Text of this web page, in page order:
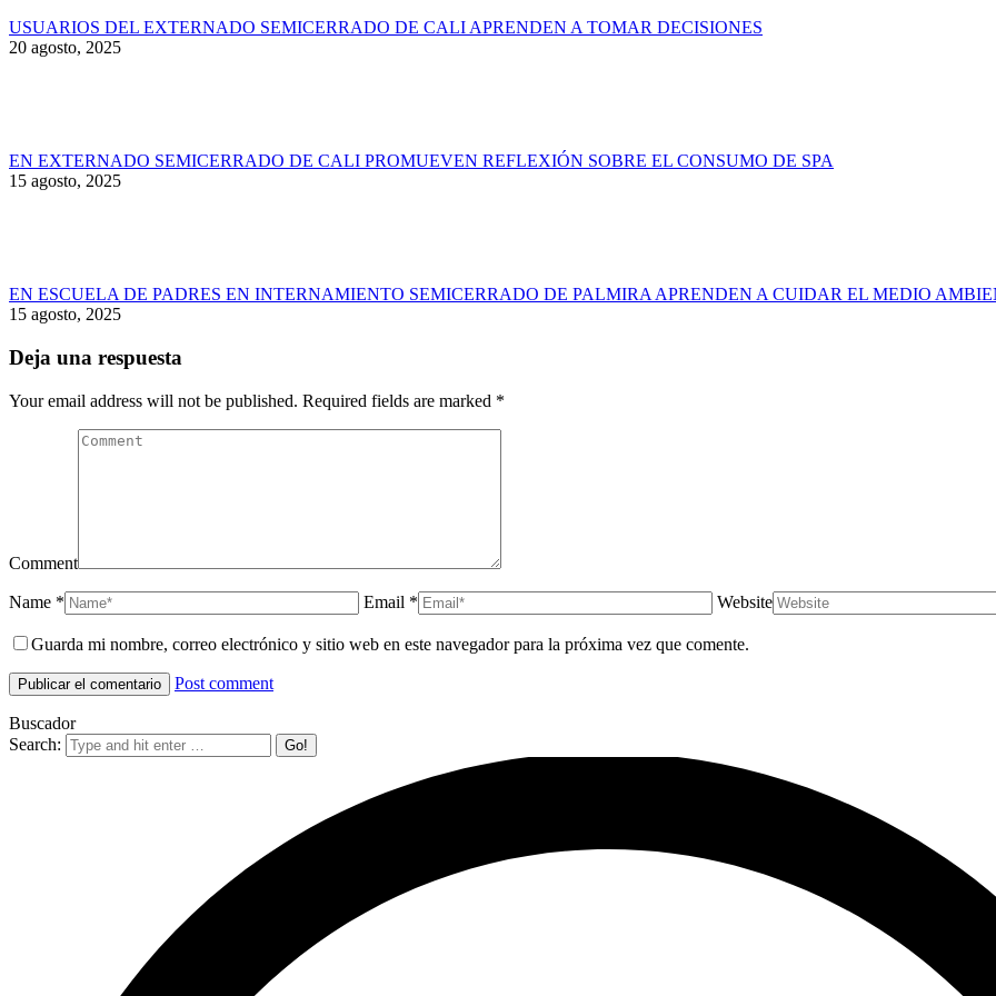
USUARIOS DEL EXTERNADO SEMICERRADO DE CALI APRENDEN A TOMAR DECISIONES
20 agosto, 2025
EN EXTERNADO SEMICERRADO DE CALI PROMUEVEN REFLEXIÓN SOBRE EL CONSUMO DE SPA
15 agosto, 2025
EN ESCUELA DE PADRES EN INTERNAMIENTO SEMICERRADO DE PALMIRA APRENDEN A CUIDAR EL MEDIO
15 agosto, 2025
Deja una respuesta
Your email address will not be published. Required fields are marked *
Comment
Name * Email * Website
Guarda mi nombre, correo electrónico y sitio web en este navegador para la próxima vez que comente.
Post comment
Buscador
Search: